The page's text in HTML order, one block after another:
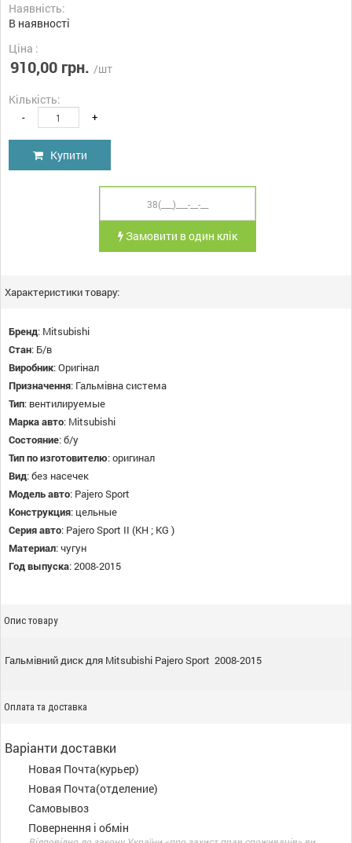
Наявність:
В наявності
Ціна :
910,00 грн. /шт
Кількість:
- +
Купити
Замовити в один клік
Характеристики товару:
Бренд: Mitsubishi
Стан: Б/в
Виробник:Оригінал
Призначення: Гальмівна система
Тип: вентилируемые
Марка авто: Mitsubishi
Состояние:б/у
Тип по изготовителю:оригинал
Вид:без насечек
Модель авто: Pajero Sport
Конструкция: цельные
Серия авто: Pajero Sport II (KH ; KG )
Материал:чугун
Год выпуска:2008-2015
Опис товару
Гальмівний диск для Mitsubishi Pajero Sport 2008-2015
Оплата та доставка
Варіанти доставки
Новая Почта(курьер)
Новая Почта(отделение)
Самовывоз
Повернення і обмін